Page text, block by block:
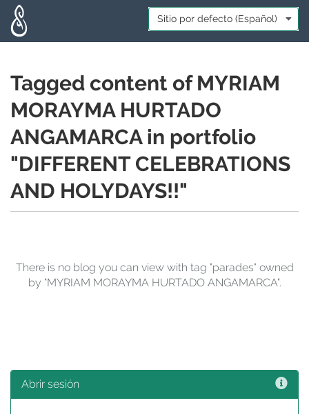
Idioma:
Tagged content of MYRIAM
MORAYMA HURTADO
ANGAMARCA in portfolio
"DIFFERENT CELEBRATIONS
AND HOLYDAYS!!"
There is no blog you can view with tag "parades" owned
by "MYRIAM MORAYMA HURTADO ANGAMARCA".
Abrir sesión